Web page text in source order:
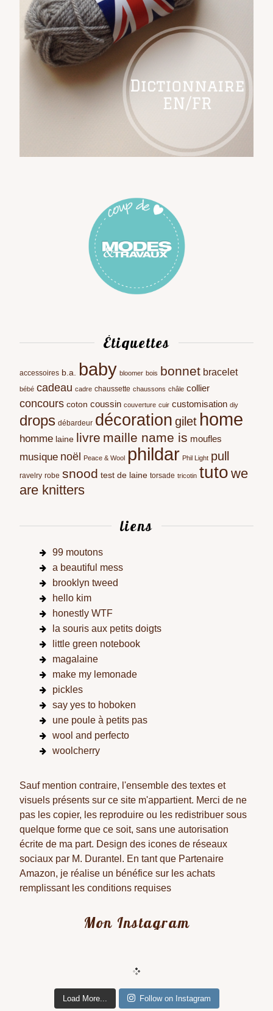
Étiquettes
accessoires b.a. baby bloomer bois bonnet bracelet
bébé cadeau cadre chaussette chaussons châle collier
concours coton coussin couverture cuir customisation diy
drops débardeur décoration gilet home
homme laine livre maille name is moufles
musique noël Peace & Wool phildar Phil Light pull
ravelry robe snood test de laine torsade tricotin tuto we
are knitters
liens
99 moutons
a beautiful mess
brooklyn tweed
hello kim
honestly WTF
la souris aux petits doigts
little green notebook
magalaine
make my lemonade
pickles
say yes to hoboken
une poule à petits pas
wool and perfecto
woolcherry
Sauf mention contraire, l'ensemble des textes et
visuels présents sur ce site m'appartient. Merci de ne
pas les copier, les reproduire ou les redistribuer sous
quelque forme que ce soit, sans une autorisation
écrite de ma part. Design des icones de réseaux
sociaux par M. Durantel. En tant que Partenaire
Amazon, je réalise un bénéfice sur les achats
remplissant les conditions requises
Mon Instagram
Load More... Follow on Instagram